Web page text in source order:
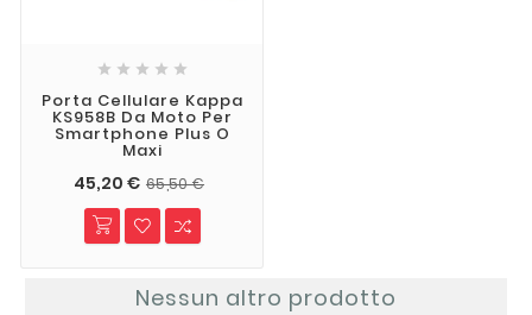
    
Porta Cellulare Kappa
KS958B Da Moto Per
Smartphone Plus O
Maxi
45,20 € 65,50 €
Nessun altro prodotto